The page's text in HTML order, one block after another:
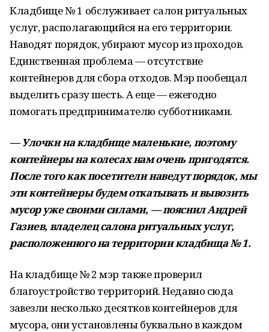
Кладбище № 1 обслуживает салон ритуальных
услуг, располагающийся на его территории.
Наводят порядок, убирают мусор из проходов.
Единственная проблема — отсутствие
контейнеров для сбора отходов. Мэр пообещал
выделить сразу шесть. А еще — ежегодно
помогать предпринимателю субботниками.
— Улочки на кладбище маленькие, поэтому
контейнеры на колесах нам очень пригодятся.
После того как посетители наведут порядок, мы
эти контейнеры будем откатывать и вывозить
мусор уже своими силами, — пояснил Андрей
Газиев, владелец салона ритуальных услуг,
расположенного на территории кладбища № 1.
На кладбище № 2 мэр также проверил
благоустройство территорий. Недавно сюда
завезли несколько десятков контейнеров для
мусора, они установлены буквально в каждом